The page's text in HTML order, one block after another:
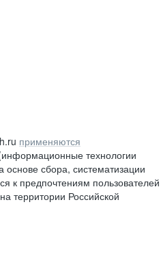
применяются
технологии
сбора, систематизации
к предпочтениям пользователей
территории Российской